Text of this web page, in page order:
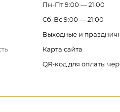
Пн-Пт 9:00 — 21:00
Сб-Вс 9:00 — 21:00
Выходные и
Карта сайта
QR-код для оплаты